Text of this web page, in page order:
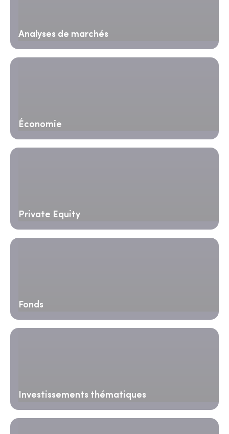
Analyses de marchés
Économie
Private Equity
Fonds
Investissements thématiques